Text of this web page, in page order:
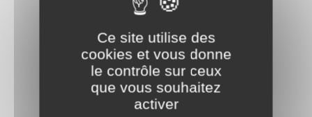
Ce site utilise des
cookies et vous donne
le contrôle sur ceux
que vous souhaitez
activer